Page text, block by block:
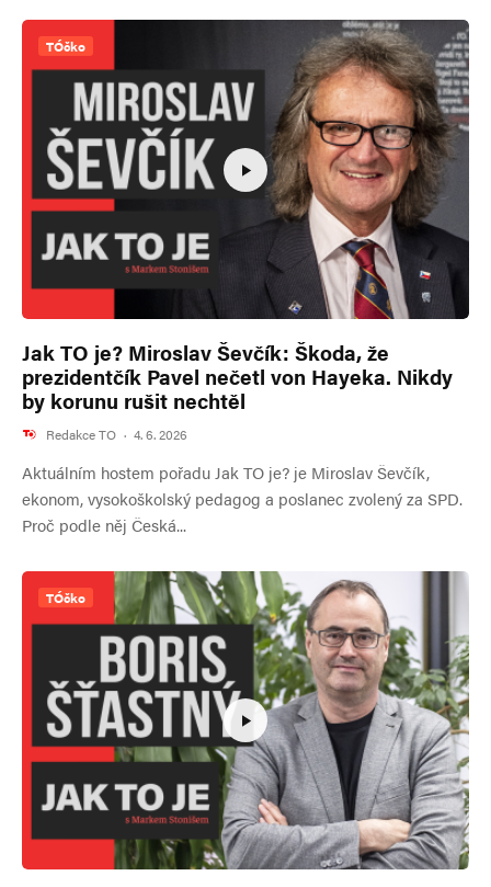
TÓčko
Jak TO je? Miroslav Ševčík: Škoda, že
prezidentčík Pavel nečetl von Hayeka. Nikdy
by korunu rušit nechtěl
Redakce TO · 4. 6. 2026
Aktuálním hostem pořadu Jak TO je? je Miroslav Ševčík,
ekonom, vysokoškolský pedagog a poslanec zvolený za SPD.
Proč podle něj Česká...
TÓčko